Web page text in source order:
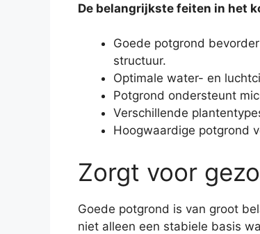
De belangrijkste feiten in het
Goede potgrond
structuur.
Optimale water- en
Potgrond ondersteunt
Verschillende
Hoogwaardige potgrond
Zorgt voor
Goede potgrond is van groot
niet alleen een stabiele basis